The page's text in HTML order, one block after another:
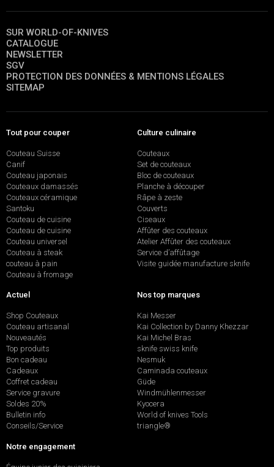
SUR WORLD-OF-KNIVES
CATALOGUE
NEWSLETTER
SGV
PROTECTION DES DONNÉES & MENTIONS LÉGALES
SITEMAP
Tout pour couper
Couteau Suisse
Canif
Couteau japonais
Couteaux damassés
Couteaux céramique
Santoku
Couteau de cuisine
Couteau de cuisine
Couteau universel
Couteau à steak
couteau à pain
Couteau à fromage
Culture culinaire
Couteaux
Set de couteaux
Bloc de couteaux
Planche à découper
Râpe à zeste
Couverts
Ciseaux
Affûter des couteaux
Atelier Affûter des couteaux
Service d’affûtage
Visite guidée manufacture sknife
Actuel
Shop Couteaux
Couteau artisanal
Nouveautés
Top produits
Bon cadeau
Cadeaux
Coffret cadeau
Service gravure
Soldes 20%
Bulletin info
Conseils/Service
Nos top marques
Kai Messer
Kai Collection by Danny Khezzar
Kai Michel Bras
sknife swiss knife
Nesmuk
Caminada couteaux
Güde
Windmühlenmesser
Kyocera
World of knives Tools
triangle®
Notre engagement